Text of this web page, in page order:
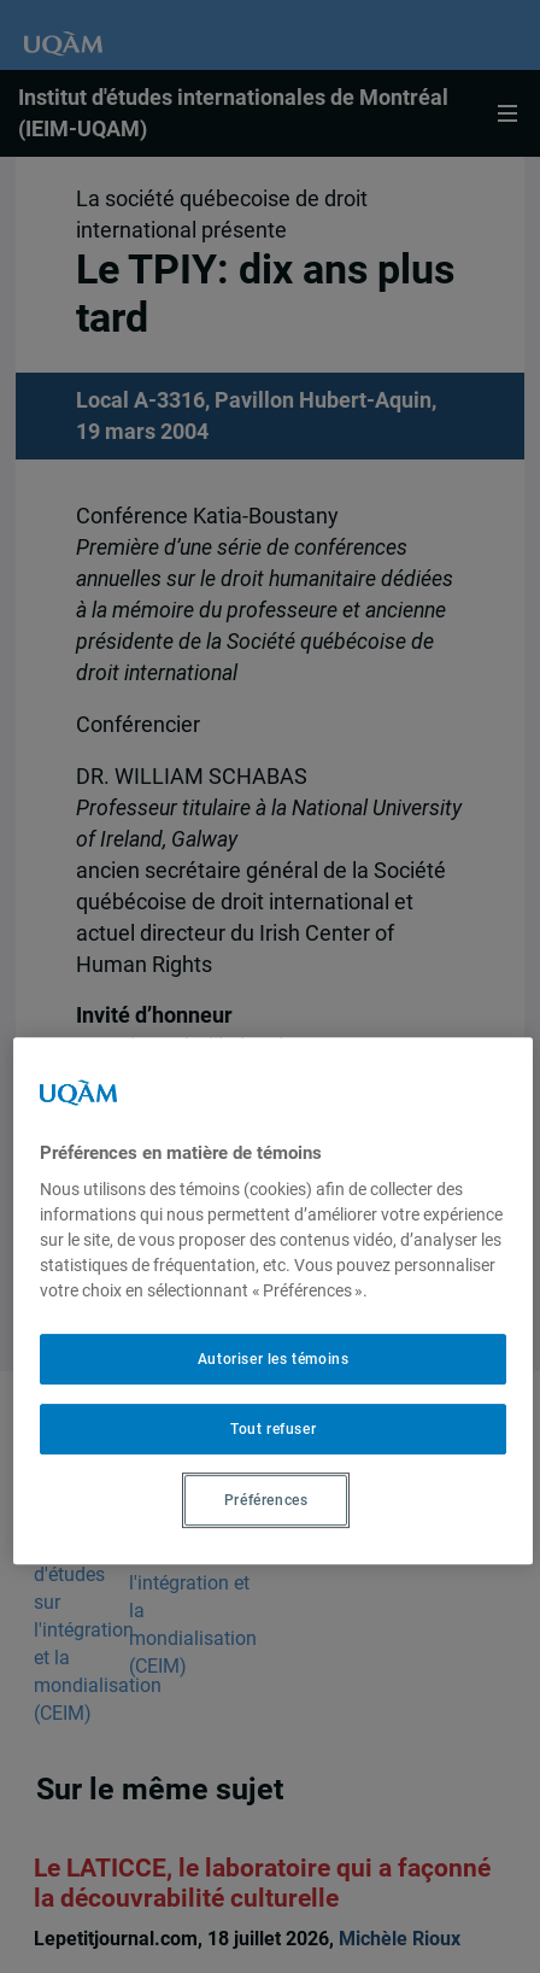
Institut d'études internationales de Montréal
(IEIM-UQAM)
La société québecoise de droit
international présente
Le TPIY: dix ans plus
tard
Local A-3316, Pavillon Hubert-Aquin,
19 mars 2004
Conférence Katia-Boustany
Première d’une série de conférences
annuelles sur le droit humanitaire dédiées
à la mémoire du professeure et ancienne
présidente de la Société québécoise de
droit international
Conférencier
DR. WILLIAM SCHABAS
Professeur titulaire à la National University
of Ireland, Galway
ancien secrétaire général de la Société
québécoise de droit international et
actuel directeur du Irish Center of
Human Rights
Invité d’honneur
Consul général du Liban à Montréal
à partir de 17h30
Produit par
Centre
l'intégration et
la
mondialisation
(CEIM)
Sur le même sujet
Le LATICCE, le laboratoire qui a façonné
la découvrabilité culturelle
Lepetitjournal.com, 18 juillet 2026, Michèle Rioux
Préférences en matière de témoins
Nous utilisons des témoins (cookies) afin de collecter des
informations qui nous permettent d’améliorer votre expérience
sur le site, de vous proposer des contenus vidéo, d’analyser les
statistiques de fréquentation, etc. Vous pouvez personnaliser
votre choix en sélectionnant « Préférences ».
Tout refuser
Autoriser les témoins
Préférences